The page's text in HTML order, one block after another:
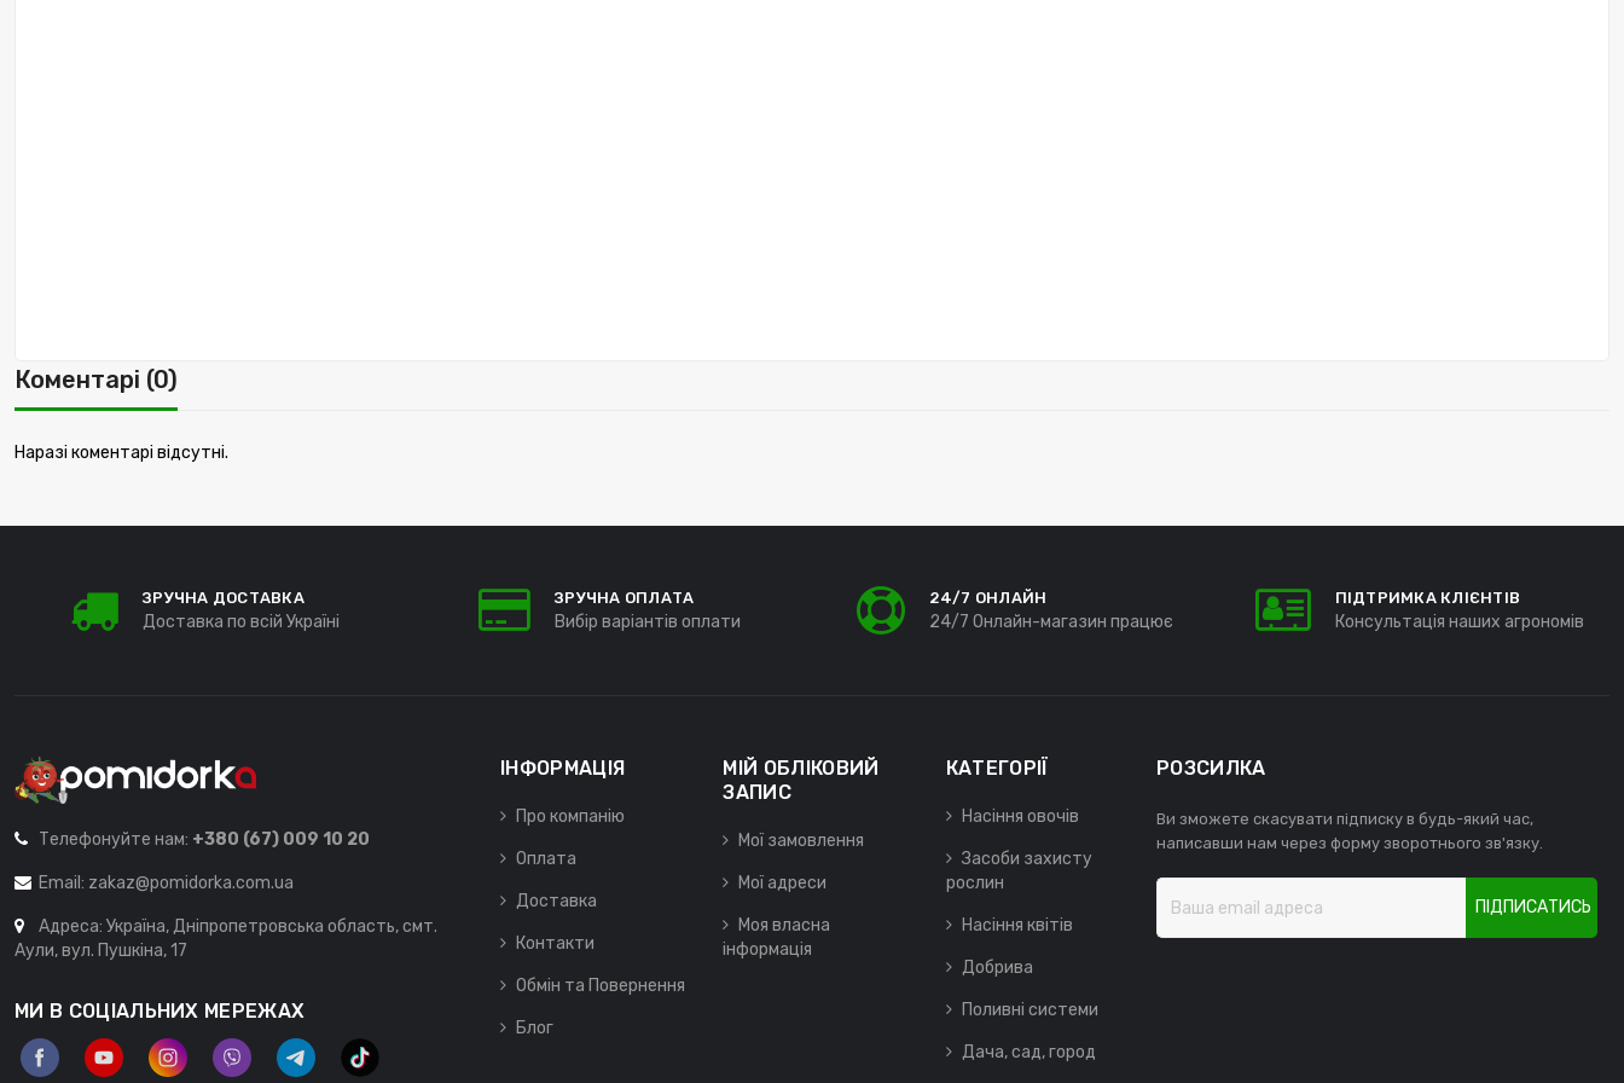
Коментарі (0)
Наразі коментарі відсутні.
ЗРУЧНА ДОСТАВКА
Доставка по всій Україні
ЗРУЧНА ОПЛАТА
Вибір варіантів оплати
24/7 ОНЛАЙН
24/7 Онлайн-магазин працює
ПІДТРИМКА КЛІЄНТІВ
Консультація наших агрономів
Телефонуйте нам: +380 (67) 009 10 20
Email: zakaz@pomidorka.com.ua
Адреса: Україна, Дніпропетровська область, смт.
Аули, вул. Пушкіна, 17
МИ В СОЦІАЛЬНИХ МЕРЕЖАХ
ІНФОРМАЦІЯ
Про компанію
Оплата
Доставка
Контакти
Обмін та Повернення
Блог
МІЙ ОБЛІКОВИЙ
ЗАПИС
Мої замовлення
Мої адреси
Моя власна
інформація
КАТЕГОРІЇ
Насіння овочів
Засоби захисту
рослин
Насіння квітів
Добрива
Поливні системи
Дача, сад, город
РОЗСИЛКА
Ви зможете скасувати підписку в будь-який час,
написавши нам через форму зворотнього зв'язку.
ПІДПИСАТИСЬ